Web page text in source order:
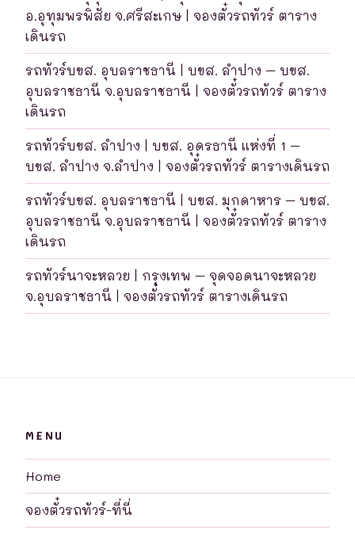
อ.อุทุมพรพิสัย จ.ศรีสะเกษ | จองตั๋วรถทัวร์ ตาราง
เดินรถ
รถทัวร์บขส. อุบลราชธานี | บขส. ลำปาง – บขส.
อุบลราชธานี จ.อุบลราชธานี | จองตั๋วรถทัวร์ ตาราง
เดินรถ
รถทัวร์บขส. ลำปาง | บขส. อุดรธานี แห่งที่ 1 –
บขส. ลำปาง จ.ลำปาง | จองตั๋วรถทัวร์ ตารางเดินรถ
รถทัวร์บขส. อุบลราชธานี | บขส. มุกดาหาร – บขส.
อุบลราชธานี จ.อุบลราชธานี | จองตั๋วรถทัวร์ ตาราง
เดินรถ
รถทัวร์นาจะหลวย | กรุงเทพ – จุดจอดนาจะหลวย
จ.อุบลราชธานี | จองตั๋วรถทัวร์ ตารางเดินรถ
MENU
Home
จองตั๋วรถทัวร์-ที่นี่